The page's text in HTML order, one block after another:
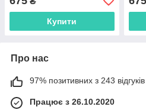
Купити
Про нас
97% позитивних з 243 відгуків
Працює з 26.10.2020